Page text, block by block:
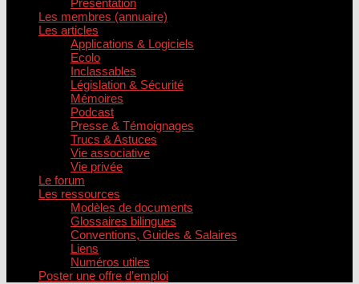
Présentation
Les membres (annuaire)
Les articles
Applications & Logiciels
Ecolo
Inclassables
Législation & Sécurité
Mémoires
Podcast
Presse & Témoignages
Trucs & Astuces
Vie associative
Vie privée
Le forum
Les ressources
Modèles de documents
Glossaires bilingues
Conventions, Guides & Salaires
Liens
Numéros utiles
Poster une offre d’emploi